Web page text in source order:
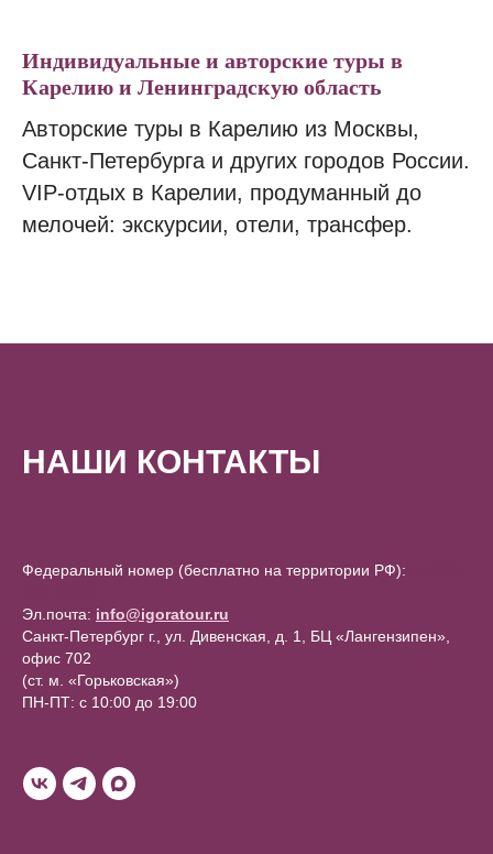
Индивидуальные и авторские туры в
Карелию и Ленинградскую область
Авторские туры в Карелию из Москвы,
Санкт-Петербурга и других городов России.
VIP-отдых в Карелии, продуманный до
мелочей: экскурсии, отели, трансфер.
НАШИ КОНТАКТЫ
Федеральный номер (бесплатно на территории РФ):
Эл.почта: info@igoratour.ru
Санкт-Петербург г., ул. Дивенская, д. 1, БЦ «Лангензипен»,
офис 702
(ст. м. «Горьковская»)
ПН-ПТ: с 10:00 до 19:00